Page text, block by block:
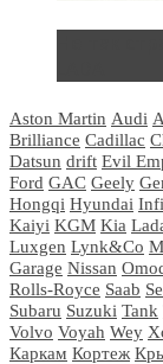
Aston Martin Audi
Brilliance Cadillac
Datsun drift Evil
Ford GAC Geely
Hongqi Hyundai
Kaiyi KGM Kia
Luxgen Lynk&Co
Garage Nissan
Rolls-Royce Saab
Subaru Suzuki Tank
Volvo Voyah Wey
Каркам Кортеж